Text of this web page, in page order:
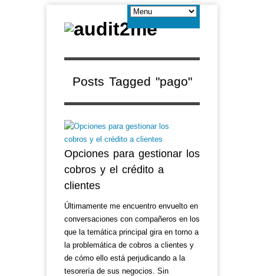
Posts Tagged "pago"
Opciones para gestionar los
cobros y el crédito a
clientes
Últimamente me encuentro envuelto en
conversaciones con compañeros en los
que la temática principal gira en torno a
la problemática de cobros a clientes y
de cómo ello está perjudicando a la
tesorería de sus negocios. Sin